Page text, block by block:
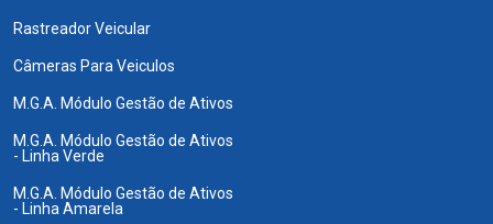
Rastreador Veicular
Câmeras Para Veiculos
M.G.A. Módulo Gestão de Ativos
M.G.A. Módulo Gestão de Ativos
- Linha Verde
M.G.A. Módulo Gestão de Ativos
- Linha Amarela